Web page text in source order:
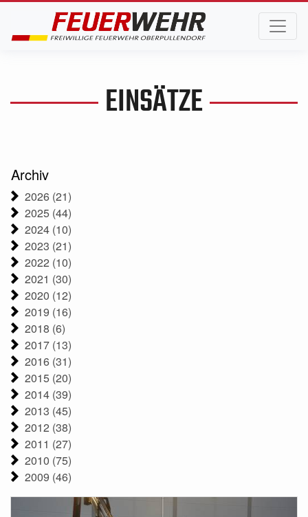
EINSÄTZE
Archiv
2026 (21)
2025 (44)
2024 (10)
2023 (21)
2022 (10)
2021 (30)
2020 (12)
2019 (16)
2018 (6)
2017 (13)
2016 (31)
2015 (20)
2014 (39)
2013 (45)
2012 (38)
2011 (27)
2010 (75)
2009 (46)